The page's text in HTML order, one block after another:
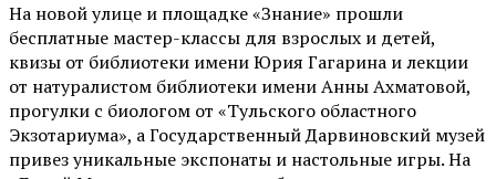
На новой улице и площадке «Знание» прошли
бесплатные мастер-классы для взрослых и детей,
квизы от библиотеки имени Юрия Гагарина и лекции
от натуралистом библиотеки имени Анны Ахматовой,
прогулки с биологом от «Тульского областного
Экзотариума», а Государственный Дарвиновский музей
привез уникальные экспонаты и настольные игры. На